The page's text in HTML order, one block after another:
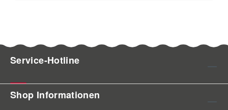
Service-Hotline
Shop Informationen